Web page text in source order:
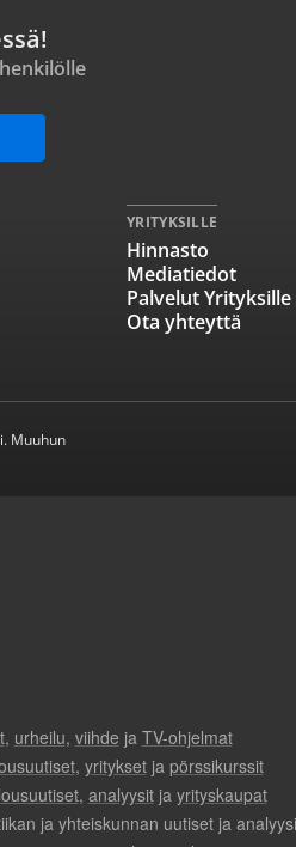
YRITYKSILLE
Hinnasto
Mediatiedot
Palvelut Yrityksille
Ota yhteyttä
Muuhun